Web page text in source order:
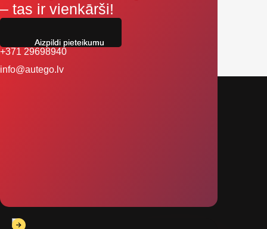
– tas ir vienkārši!
+371 29698940
info@autego.lv